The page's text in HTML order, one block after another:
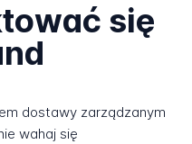
się
dostawy zarządzanym
wahaj się